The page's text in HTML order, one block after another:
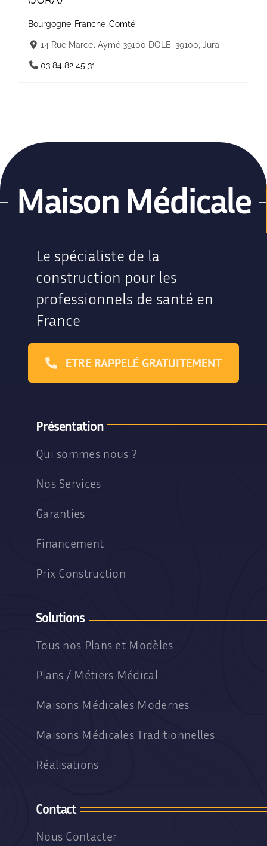
Bourgogne-Franche-Comté
14 Rue Marcel Aymé 39100 DOLE, 39100, Jura
03 84 82 45 31
Maison Médicale
Le spécialiste de la
construction pour les
professionnels de santé en
France
ETRE RAPPELÉ GRATUITEMENT
Présentation
Qui sommes nous ?
Nos Services
Garanties
Financement
Prix Construction
Solutions
Tous nos Plans et Modèles
Plans / Métiers Médical
Maisons Médicales Modernes
Maisons Médicales Traditionnelles
Réalisations
Contact
Nous Contacter